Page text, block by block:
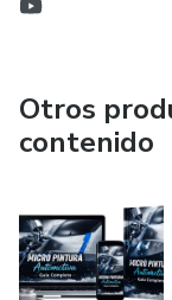
Otros
contenido